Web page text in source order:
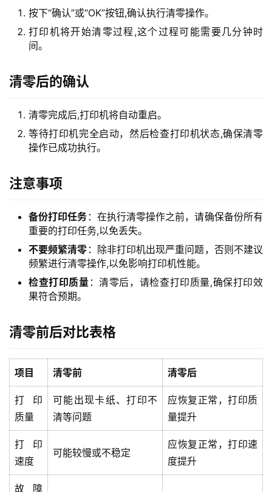
首
页
产
按下“确认”或“OK”按钮,确认执行清零操作。
打印机将开始清零过程,这个过程可能需要几分钟时
间。
清零后的确认
清零完成后,打印机将自动重启。
等待打印机完全启动，然后检查打印机状态,确保清零
操作已成功执行。
注意事项
备份打印任务 ：在执行清零操作之前，请确保备份所有
重要的打印任务,以免丢失。
不要频繁清零 ：除非打印机出现严重问题，否则不建议
频繁进行清零操作,以免影响打印机性能。
检查打印质量 ：清零后，请检查打印质量,确保打印效
果符合预期。
清零前后对比表格
项目 清零前 清零后
打印
质量
可能出现卡纸、打印不
清等问题
应恢复正常，打印质
量提升
打印
速度
可能较慢或不稳定
应恢复正常，打印速
度提升
故障